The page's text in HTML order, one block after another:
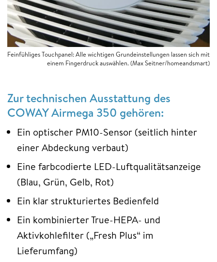
Feinfühliges Touchpanel: Alle wichtigen Grundeinstellungen lassen sich mit
einem Fingerdruck auswählen. (Max Seitner/homeandsmart)
Zur technischen Ausstattung des
COWAY Airmega 350 gehören:
Ein optischer PM10-Sensor (seitlich hinter
einer Abdeckung verbaut)
Eine farbcodierte LED-Luftqualitätsanzeige
(Blau, Grün, Gelb, Rot)
Ein klar strukturiertes Bedienfeld
Ein kombinierter True-HEPA- und
Aktivkohlefilter („Fresh Plus“ im
Lieferumfang)